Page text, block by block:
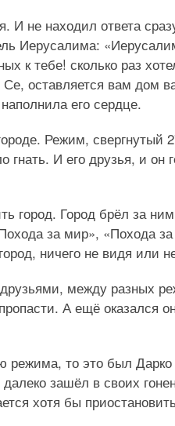
И не находил ответа
Иерусалима:
к тебе! сколько раз
оставляется вам дом
его сердце.
Режим, свергнутый
И его друзья, и он
город. Город брёл за
за мир», «Похода
ничего не видя или
между разных
А ещё оказался
режима, то это был
зашёл в своих
хотя бы